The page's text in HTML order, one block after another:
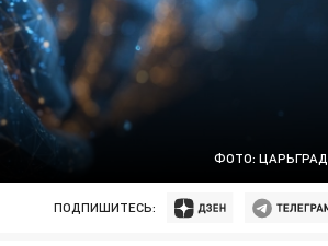
ФОТО: ЦАРЬГРАД
ПОДПИШИТЕСЬ: